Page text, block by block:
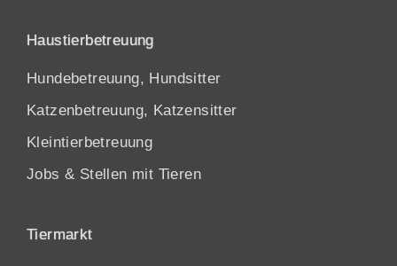
Haustierbetreuung
Hundebetreuung, Hundsitter
Katzenbetreuung, Katzensitter
Kleintierbetreuung
Jobs & Stellen mit Tieren
Tiermarkt